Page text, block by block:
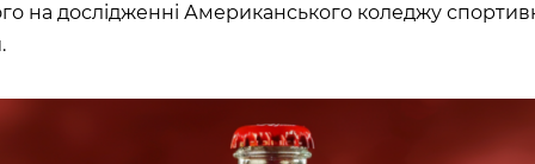
на дослідженні Американського коледжу